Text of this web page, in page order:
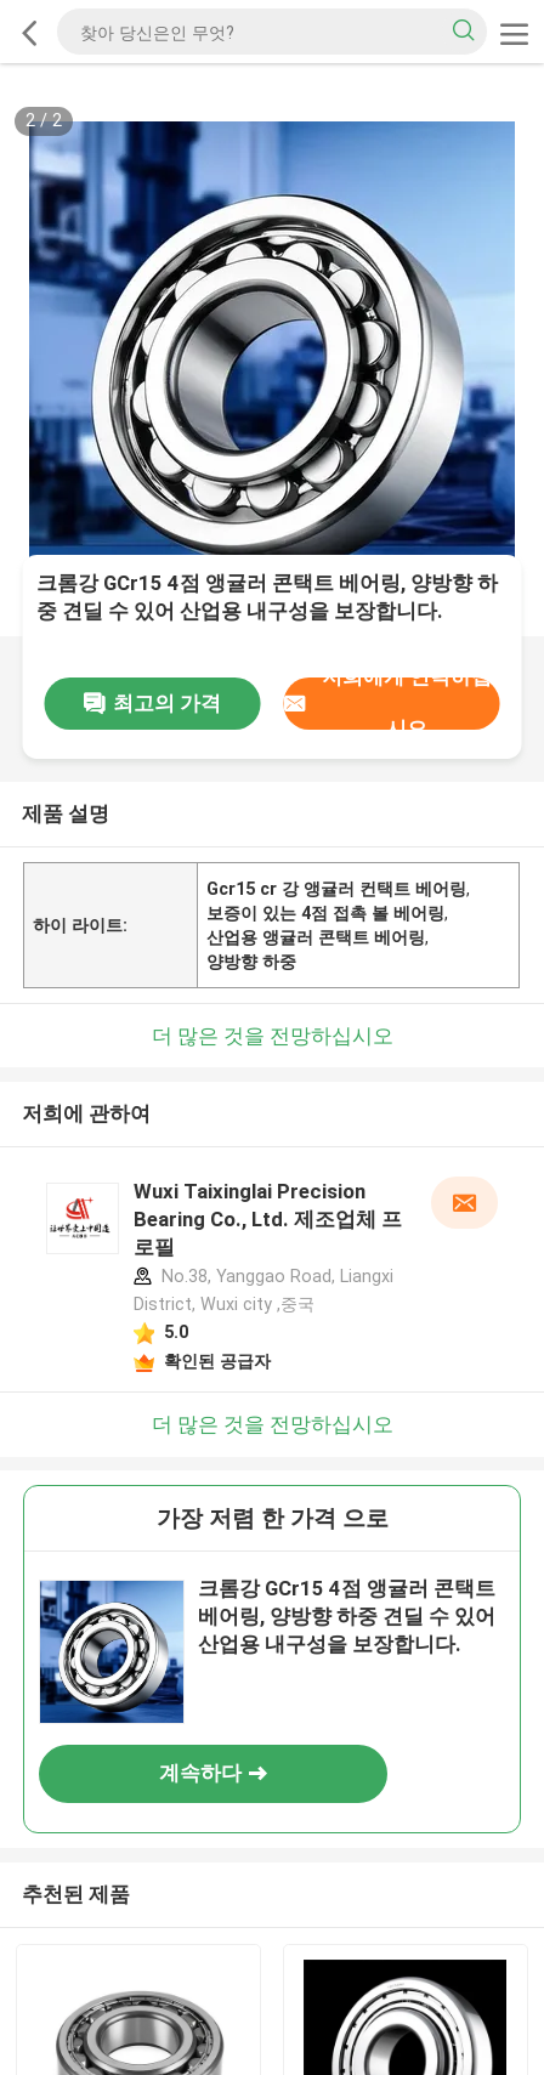
2/2
크롬강 GCr15 4점 앵귤러 콘택트 베어링, 양방향 하
중 견딜 수 있어 산업용 내구성을 보장합니다.
최고의 가격
저희에게 연락하십
시오
제품 설명
하이 라이트:
Gcr15 cr 강 앵귤러 컨택트 베어링,
보증이 있는 4점 접촉 볼 베어링,
산업용 앵귤러 콘택트 베어링,
양방향 하중
더 많은 것을 전망하십시오
저희에 관하여
Wuxi Taixinglai Precision
Bearing Co., Ltd. 제조업체 프
로필
No.38, Yanggao Road, Liangxi
District, Wuxi city ,중국
5.0
확인된 공급자
더 많은 것을 전망하십시오
가장 저렴 한 가격 으로
크롬강 GCr15 4점 앵귤러 콘택트
베어링, 양방향 하중 견딜 수 있어
산업용 내구성을 보장합니다.
계속하다
추천된 제품